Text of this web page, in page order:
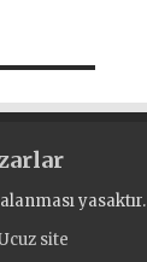
yasaktır.
site